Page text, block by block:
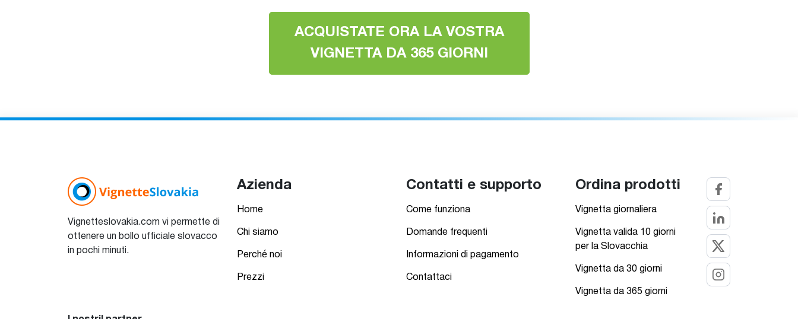
ACQUISTATE ORA LA VOSTRA
VIGNETTA DA 365 GIORNI
Vignetteslovakia.com vi permette di
ottenere un bollo ufficiale slovacco
in pochi minuti.
Azienda
Home
Chi siamo
Perché noi
Prezzi
Contatti e supporto
Come funziona
Domande frequenti
Informazioni di pagamento
Contattaci
Ordina prodotti
Vignetta giornaliera
Vignetta valida 10 giorni
per la Slovacchia
Vignetta da 30 giorni
Vignetta da 365 giorni